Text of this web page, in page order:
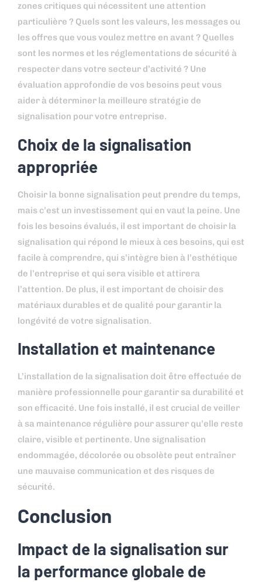
zones critiques qui nécessitent une attention
particulière ? Quels sont les valeurs, les messages ou
les offres que vous voulez mettre en avant ? Quelles
sont les normes et les réglementations de sécurité à
respecter dans votre secteur d’activité ? Une
évaluation approfondie de vos besoins peut vous
aider à déterminer la meilleure stratégie de
signalisation pour votre entreprise.
Choix de la signalisation
appropriée
Choisir la bonne signalisation peut prendre du temps,
mais c’est un investissement qui en vaut la peine. Une
fois les besoins évalués, il est important de choisir la
signalisation qui répond le mieux à ces besoins, qui est
facile à comprendre, qui s’intègre bien à l’esthétique
de l’entreprise et qui sera visible et attirera
l’attention. De plus, il est important de choisir des
matériaux durables et de qualité pour garantir la
longévité de votre signalisation.
Installation et maintenance
L’installation de la signalisation doit être effectuée de
manière professionnelle pour garantir sa durabilité et
son efficacité. Une fois installé, il est crucial de veiller
à sa maintenance régulière pour assurer qu’elle reste
claire, visible et pertinente. Une signalisation
endommagée, décolorée ou obsolète peut entraîner
une mauvaise communication et des risques de
sécurité.
Conclusion
Impact de la signalisation sur
la performance globale de